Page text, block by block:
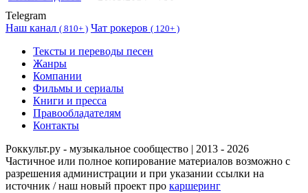
Telegram
Наш канал ( 810+ ) Чат рокеров ( 120+ )
Тексты и переводы песен
Жанры
Компании
Фильмы и сериалы
Книги и пресса
Правообладателям
Контакты
Роккульт.ру - музыкальное сообщество | 2013 - 2026
Частичное или полное копирование материалов возможно с
разрешения администрации и при указании ссылки на
источник / наш новый проект про каршеринг